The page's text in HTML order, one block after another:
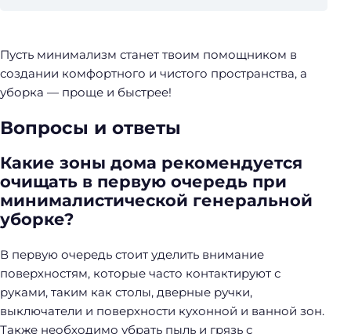
Пусть минимализм станет твоим помощником в
создании комфортного и чистого пространства, а
уборка — проще и быстрее!
Вопросы и ответы
Какие зоны дома рекомендуется
очищать в первую очередь при
минималистической генеральной
уборке?
В первую очередь стоит уделить внимание
поверхностям, которые часто контактируют с
руками, таким как столы, дверные ручки,
выключатели и поверхности кухонной и ванной зон.
Также необходимо убрать пыль и грязь с